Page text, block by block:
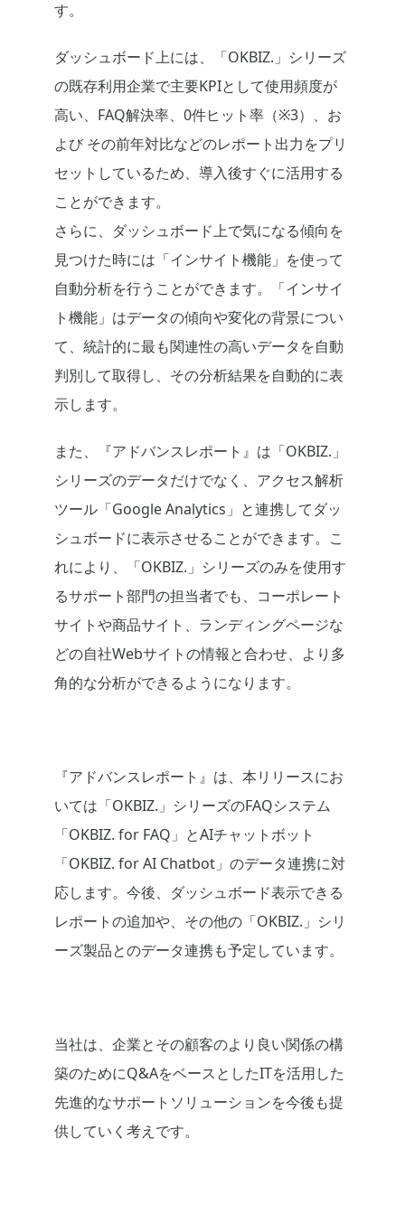
す。
ダッシュボード上には、「OKBIZ.」シリーズ
の既存利用企業で主要KPIとして使用頻度が
高い、FAQ解決率、0件ヒット率（※3）、お
よび その前年対比などのレポート出力をプリ
セットしているため、導入後すぐに活用する
ことができます。
さらに、ダッシュボード上で気になる傾向を
見つけた時には「インサイト機能」を使って
自動分析を行うことができます。「インサイ
ト機能」はデータの傾向や変化の背景につい
て、統計的に最も関連性の高いデータを自動
判別して取得し、その分析結果を自動的に表
示します。
また、『アドバンスレポート』は「OKBIZ.」
シリーズのデータだけでなく、アクセス解析
ツール「Google Analytics」と連携してダッ
シュボードに表示させることができます。こ
れにより、「OKBIZ.」シリーズのみを使用す
るサポート部門の担当者でも、コーポレート
サイトや商品サイト、ランディングページな
どの自社Webサイトの情報と合わせ、より多
角的な分析ができるようになります。
『アドバンスレポート』は、本リリースにお
いては「OKBIZ.」シリーズのFAQシステム
「OKBIZ. for FAQ」とAIチャットボット
「OKBIZ. for AI Chatbot」のデータ連携に対
応します。今後、ダッシュボード表示できる
レポートの追加や、その他の「OKBIZ.」シリ
ーズ製品とのデータ連携も予定しています。
当社は、企業とその顧客のより良い関係の構
築のためにQ&AをベースとしたITを活用した
先進的なサポートソリューションを今後も提
供していく考えです。